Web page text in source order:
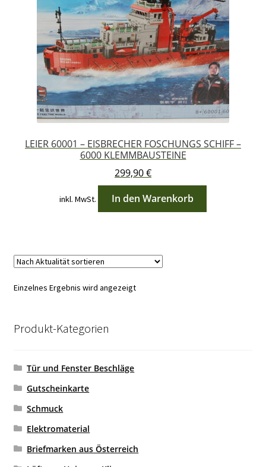
LOZ
MEIJI
MORK
MOULD KING
MOYU
PANGU
REOBRIX
SUPER 18K
TAIGAOLE
WINNER BRICKS
XINGBAO
ZHEGAO
ANDERE HERSTELLER
LEIER 60001 – EISBRECHER FOSCHUNGS SCHIFF –
6000 KLEMMBAUSTEINE
299,90€
inkl. MwSt. In den Warenkorb
Einzelnes Ergebnis wird angezeigt
Produkt-Kategorien
Tür und Fenster Beschläge
Gutscheinkarte
Schmuck
Elektromaterial
Briefmarken aus Österreich